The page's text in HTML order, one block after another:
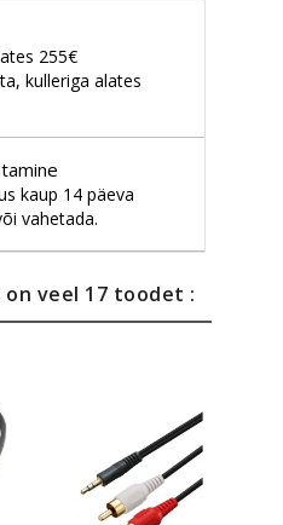
255€
kulleriga alates
kaup 14 päeva
vahetada.
on veel 17 toodet :